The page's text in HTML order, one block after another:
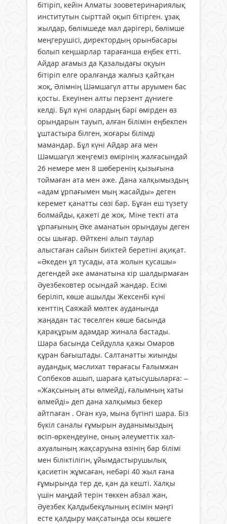
бітіріп, кейін Алматы зооветеринариялық
институтын сырттай оқып бітірген. ұзақ
жылдар, бөлімшеде мал дәрігері, бөлімше
меңгерушісі, директордың орынбасары
болып кеңшарлар тарағанша еңбек етті.
Айдар ағамыз да Қазалыдағы оқуын
бітіріп елге оралғанда жалғыз қайтқан
жоқ, Әлімнің Шәмшагүл атты аруымен бас
қосты. Екеуінен алты перзент дүниеге
келді. Бұл күні олардың бәрі өмірден өз
орындарын тауып, алған білімін еңбекпен
ұштастыра білген, жоғары білімді
мамандар. Бұл күні Айдар аға мен
Шәмшагүл жеңгеміз өмірінің жалғасындай
26 немере мен 8 шөберенің қызығына
тоймаған ата мен әже. Дана халқымыздың
«адам ұрпағымен мың жасайды» деген
керемет қанатты сөзі бар. Бұған еш түзету
болмайды, қажеті де жоқ. Міне текті ата
ұрпағының Әке аманатын орындауы деген
осы шығар. Өйткені алып таулар
алыстаған сайын биіктей беретіні ақиқат.
«Әкеден ұл тусады, ата жолын қусашы»
дегендей әке аманатына кір шалдырмаған
Әуезбековтер осындай жандар. Есімі
беріліп, көше ашылды Жексенбі күні
кенттің Саяжай мөлтек ауданында
жаңадан тас төселген көше басында
қарақұрым адамдар жинала бастады.
Шара басында Сейдулла қажы Омаров
құран бағыштады. Салтанатты жиынды
аудандық мәслихат төрағасы Ғалымжан
Сопбеков ашып, шараға қатысушыларға: –
«Жақсының аты өлмейді, ғалымның хаты
өлмейді» деп дана халқымыз бекер
айтпаған . Оған куә, мына бүгінгі шара. Біз
бүкіл саналы ғұмырын ауданымыздың
өсіп-өркендеуіне, оның әлеуметтік хал-
ахуалының жақсаруына өзінің бар білімі
мен біліктілігін, ұйымдастырушылық
қасиетін жұмсаған, небәрі 40 жыл ғана
ғұмырында тер де, қан да кешті. Халқы
үшін маңдай терін төккен абзал жан,
Әуезбек Қалдыбекұлының есімін мәңгі
есте қалдыру мақсатында осы көшеге